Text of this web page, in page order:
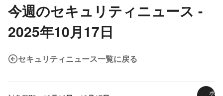
今週のセキュリティニュース -
2025年10月17日
セキュリティニュース一覧に戻る
ポ